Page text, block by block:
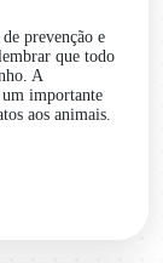
prevenção e
que todo
A
importante
aos animais.